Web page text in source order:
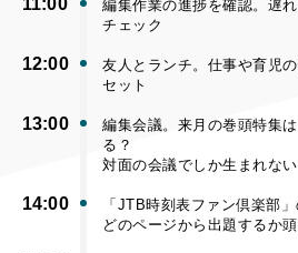
11:00
編集作業の進捗を確認。遅
チェック
12:00
友人とランチ。仕事や育児
セット
13:00
編集会議。来月の巻頭特集
る？
対面の会議でしか生まれな
14:00
「JTB時刻表ファン倶楽部
どのページから出題するか頭